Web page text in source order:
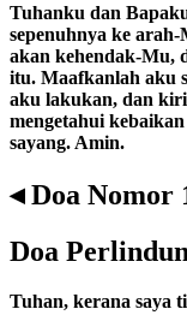
Tuhanku dan
sepenuhnya ke
akan kehendak-Mu,
itu. Maafkanlah aku
aku lakukan, dan
mengetahui
sayang. Amin.
◂ Doa Nomor
Doa
Tuhan, kerana saya